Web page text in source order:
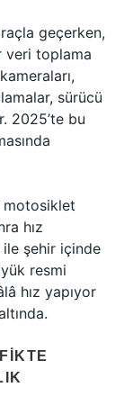
geçerken,
veri toplama
sürücü
2025’te bu
motosiklet
hız
ile şehir içinde
resmi
hız yapıyor